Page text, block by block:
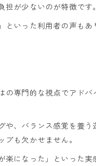
接骨院が教える疲れ
接骨院の視点で考え
が少ないのが特徴です。
といった利用者の声も
専門的な視点でアド
、バランス感覚を養
も欠かせません。
になった」といった